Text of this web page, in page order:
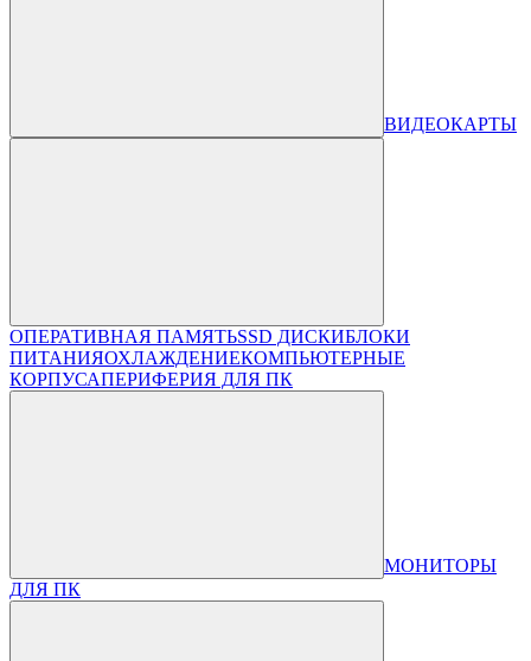
ВИДЕОКАРТЫ
ОПЕРАТИВНАЯ ПАМЯТЬSSD ДИСКИБЛОКИ
ПИТАНИЯОХЛАЖДЕНИЕКОМПЬЮТЕРНЫЕ
КОРПУСАПЕРИФЕРИЯ ДЛЯ ПК
МОНИТОРЫ
ДЛЯ ПК